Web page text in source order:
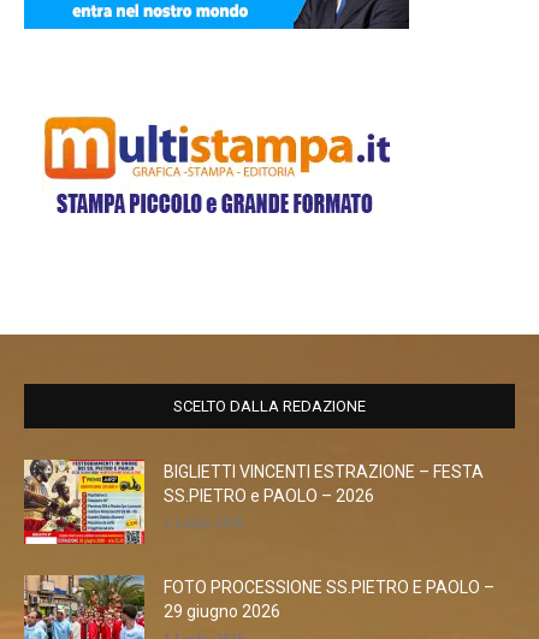
SCELTO DALLA REDAZIONE
BIGLIETTI VINCENTI ESTRAZIONE – FESTA
SS.PIETRO e PAOLO – 2026
1 Luglio 2026
FOTO PROCESSIONE SS.PIETRO E PAOLO –
29 giugno 2026